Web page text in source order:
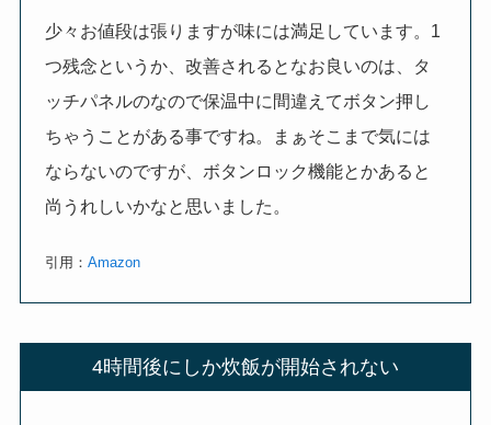
少々お値段は張りますが味には満足しています。1
つ残念というか、改善されるとなお良いのは、タ
ッチパネルのなので保温中に間違えてボタン押し
ちゃうことがある事ですね。まぁそこまで気には
ならないのですが、ボタンロック機能とかあると
尚うれしいかなと思いました。
引用：Amazon
4時間後にしか炊飯が開始されない